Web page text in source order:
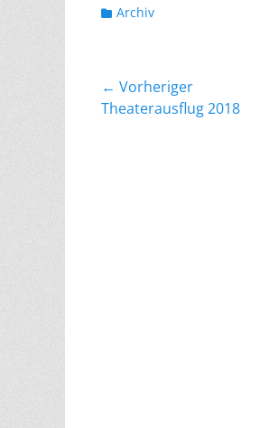
Kategorien
Archiv
← Vorheriger
Vorheriger
Theaterausflug 2018